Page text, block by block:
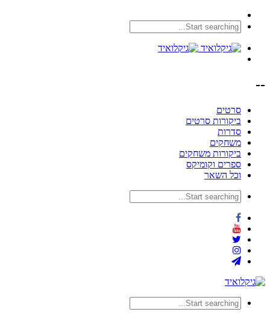
--
סרטים
ביקורות סרטים
סדרות
משחקים
ביקורות משחקים
ספרים וקומיקס
וכל השאר